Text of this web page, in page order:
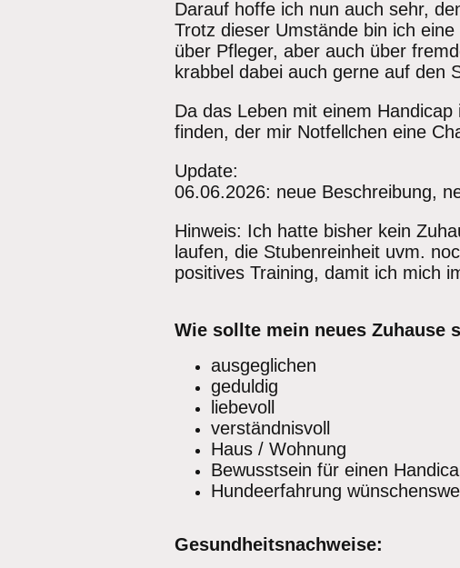
Darauf hoffe ich nun auch sehr,
Trotz dieser Umstände bin ich
über Pfleger, aber auch über
krabbel dabei auch gerne auf den
Da das Leben mit einem
finden, der mir Notfellchen eine
Update:
06.06.2026: neue Beschreibung,
Hinweis: Ich hatte bisher kein
laufen, die Stubenreinheit uvm.
positives Training, damit ich mich
Wie sollte mein neues Zuhause
ausgeglichen
geduldig
liebevoll
verständnisvoll
Haus / Wohnung
Bewusstsein für einen
Hundeerfahrung
Gesundheitsnachweise: